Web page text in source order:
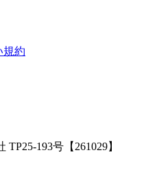
規約
193号【261029】